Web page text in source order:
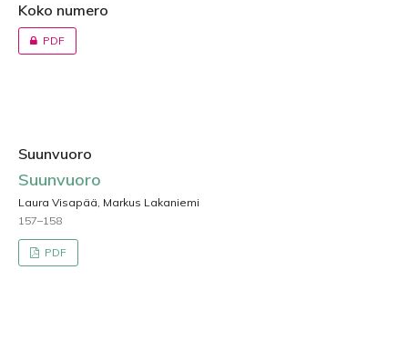
Koko numero
PDF
Suunvuoro
Suunvuoro
Laura Visapää, Markus Lakaniemi
157–158
PDF